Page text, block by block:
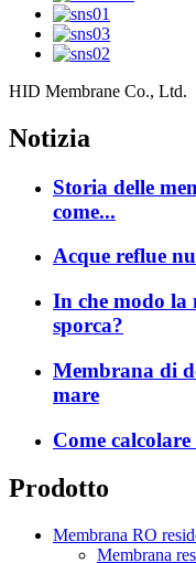
HID Membrane Co., Ltd.
Notizia
Storia delle
come...
Acque reflue
In che modo la
sporca?
Membrana di
mare
Come
Prodotto
Membrana RO
Membrana